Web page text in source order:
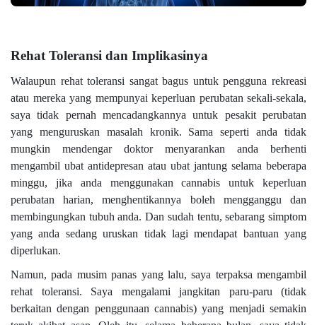
Rehat Toleransi dan Implikasinya
Walaupun rehat toleransi sangat bagus untuk pengguna rekreasi
atau mereka yang mempunyai keperluan perubatan sekali-sekala,
saya tidak pernah mencadangkannya untuk pesakit perubatan
yang menguruskan masalah kronik. Sama seperti anda tidak
mungkin mendengar doktor menyarankan anda berhenti
mengambil ubat antidepresan atau ubat jantung selama beberapa
minggu, jika anda menggunakan cannabis untuk keperluan
perubatan harian, menghentikannya boleh mengganggu dan
membingungkan tubuh anda. Dan sudah tentu, sebarang simptom
yang anda sedang uruskan tidak lagi mendapat bantuan yang
diperlukan.
Namun, pada musim panas yang lalu, saya terpaksa mengambil
rehat toleransi. Saya mengalami jangkitan paru-paru (tidak
berkaitan dengan penggunaan cannabis) yang menjadi semakin